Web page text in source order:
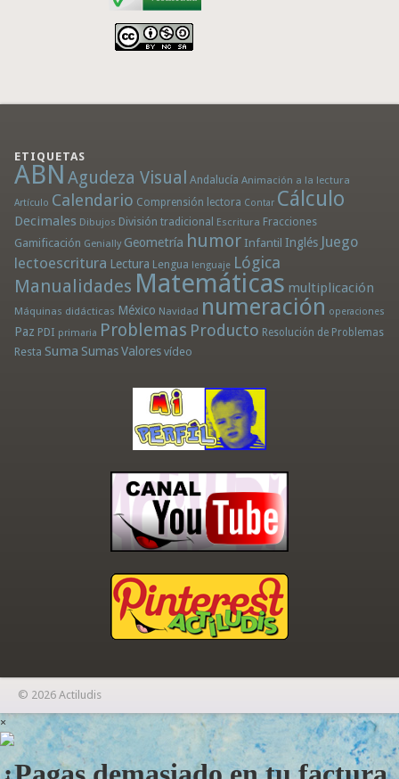
ETIQUETAS
ABN Agudeza Visual Andalucía Animación a la lectura
Artículo Calendario Comprensión lectora Contar Cálculo
Decimales Dibujos División tradicional Escritura Fracciones
Gamificación Genially Geometría humor Infantil Inglés Juego
lectoescritura Lectura Lengua lenguaje Lógica
Manualidades Matemáticas multiplicación
Máquinas didácticas México Navidad numeración operaciones
Paz PDI primaria Problemas Producto Resolución de Problemas
Resta Suma Sumas Valores vídeo
© 2026 Actiludis
×